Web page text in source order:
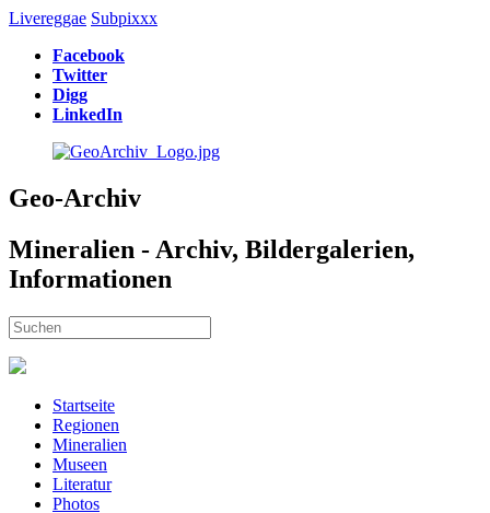
Livereggae Subpixxx
Facebook
Twitter
Digg
LinkedIn
Geo-Archiv
Mineralien - Archiv, Bildergalerien,
Informationen
Startseite
Regionen
Mineralien
Museen
Literatur
Photos